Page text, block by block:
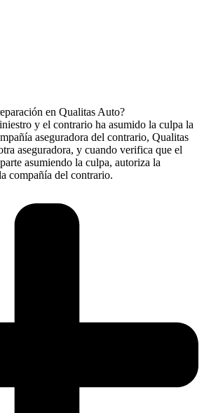
en Qualitas Auto?
y el contrario ha asumido la culpa la
aseguradora del contrario, Qualitas
aseguradora, y cuando verifica que el
asumiendo la culpa, autoriza la
compañía del contrario.